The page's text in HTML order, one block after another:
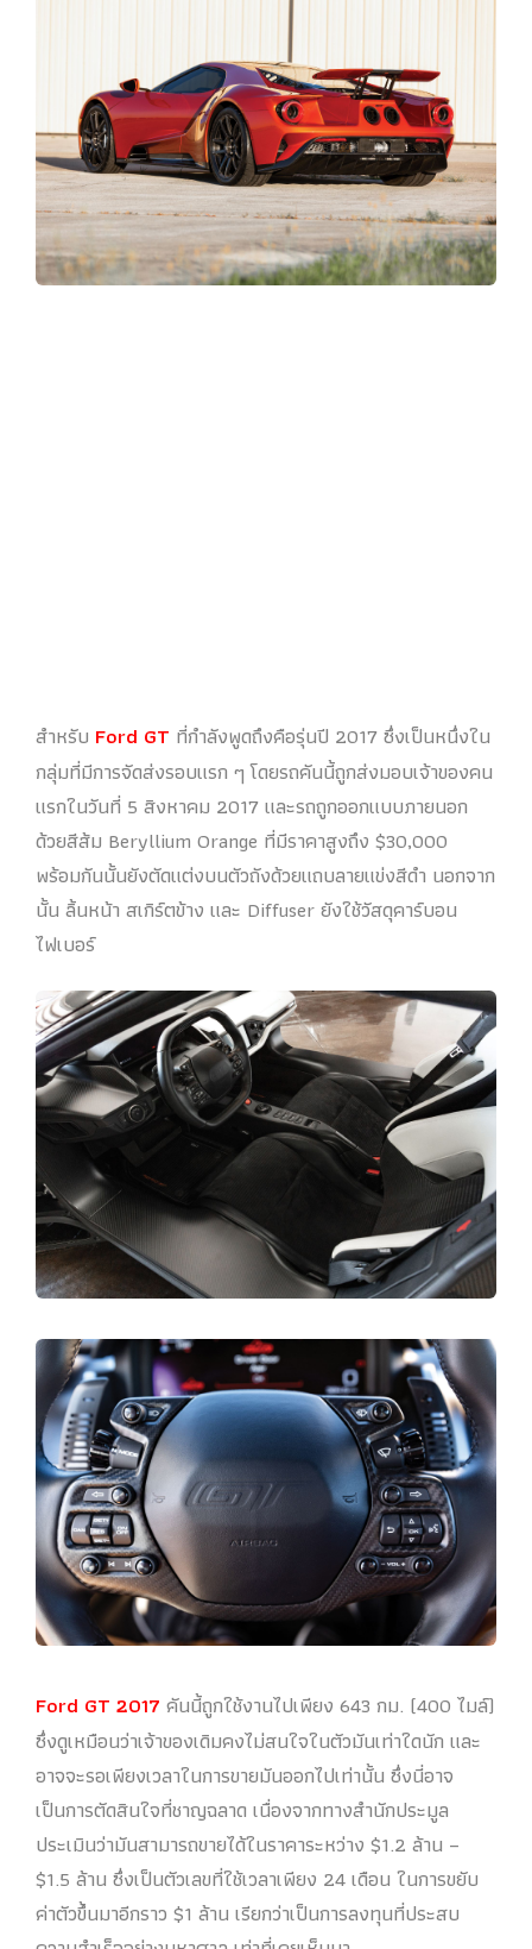
สำหรับ Ford GT ที่กำลังพูดถึงคือรุ่นปี 2017 ซึ่งเป็นหนึ่งใน
กลุ่มที่มีการจัดส่งรอบแรก ๆ โดยรถคันนี้ถูกส่งมอบเจ้าของคน
แรกในวันที่ 5 สิงหาคม 2017 และรถถูกออกแบบภายนอก
ด้วยสีส้ม Beryllium Orange ที่มีราคาสูงถึง $30,000
พร้อมกันนั้นยังตัดแต่งบนตัวถังด้วยแถบลายแข่งสีดำ นอกจาก
นั้น ลิ้นหน้า สเกิร์ตข้าง และ Diffuser ยังใช้วัสดุคาร์บอน
ไฟเบอร์
Ford GT 2017 คันนี้ถูกใช้งานไปเพียง 643 กม. (400 ไมล์)
ซึ่งดูเหมือนว่าเจ้าของเดิมคงไม่สนใจในตัวมันเท่าใดนัก และ
อาจจะรอเพียงเวลาในการขายมันออกไปเท่านั้น ซึ่งนี่อาจ
เป็นการตัดสินใจที่ชาญฉลาด เนื่องจากทางสำนักประมูล
ประเมินว่ามันสามารถขายได้ในราคาระหว่าง $1.2 ล้าน –
$1.5 ล้าน ซึ่งเป็นตัวเลขที่ใช้เวลาเพียง 24 เดือน ในการขยับ
ค่าตัวขึ้นมาอีกราว $1 ล้าน เรียกว่าเป็นการลงทุนที่ประสบ